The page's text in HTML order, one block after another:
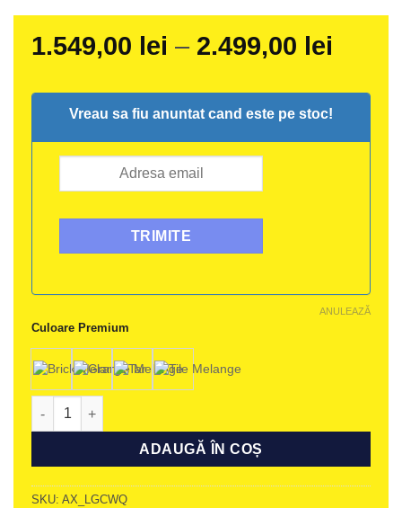
1.549,00 lei – 2.499,00 lei
până
Vreau sa fiu anuntat cand este pe stoc!
Culoare Premium
ANULEAZĂ
Cantitate Scaun auto rotativ Axkid Spinkid
ADAUGĂ ÎN COȘ
Alternative:
SKU: AX_LGCWQ